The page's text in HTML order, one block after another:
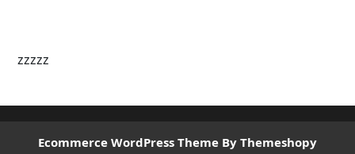
zzzzz
Ecommerce WordPress Theme By Themeshopy